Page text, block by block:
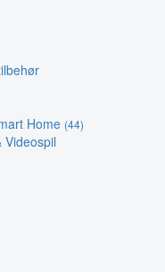
Home (44)
Videospil